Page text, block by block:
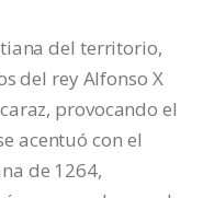
del territorio,
del rey Alfonso X
provocando el
acentuó con el
de 1264,